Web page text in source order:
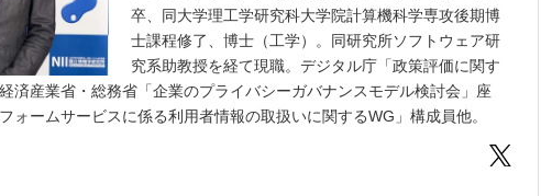
卒、同大学理工学研究科大学院計算機科学専攻後期博
士課程修了、博士（工学）。同研究所ソフトウェア研
究系助教授を経て現職。デジタル庁「政策評価に関す
済産業省・総務省「企業のプライバシーガバナンスモデル検討会」座
ォームサービスに係る利用者情報の取扱いに関するWG」構成員他。